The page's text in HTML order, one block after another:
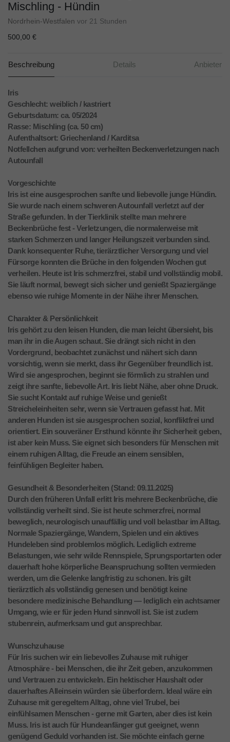
Mischling - Hündin
Nordrhein-Westfalen vor 21 Stunden
500,00 €
Beschreibung Details Anbieter
Iris
Geschlecht: weiblich / kastriert
Geburtsdatum: ca. 05/2024
Rasse: Mischling (ca. 50 cm)
Aufenthaltsort: Griechenland / Karditsa
Notfellchen aufgrund von: verheilten Beckenverletzungen nach
Autounfall
Vorgeschichte
Iris ist eine ausgesprochen sanfte und liebevolle junge Hündin.
Sie wurde nach einem schweren Autounfall verletzt auf der
Straße gefunden. In der Tierklinik stellte man mehrere
Beckenbrüche fest - Verletzungen, die normalerweise mit
starken Schmerzen und langer Heilungszeit verbunden sind.
Dank konsequenter Ruhe, tierärztlicher Versorgung und viel
Fürsorge konnten die Brüche in den folgenden Wochen gut
verheilen. Heute ist Iris schmerzfrei, stabil und vollständig mobil.
Sie läuft normal, bewegt sich sicher und genießt Spaziergänge
ebenso wie ruhige Momente in der Nähe ihrer Menschen.
Charakter & Persönlichkeit
Iris gehört zu den leisen Hunden, die man leicht übersieht, bis
man ihr in die Augen schaut. Sie drängt sich nicht in den
Vordergrund, beobachtet zunächst und nähert sich dann
vorsichtig, wenn sie merkt, dass ihr Gegenüber freundlich ist.
Wird sie angesprochen, beginnt sie förmlich zu strahlen und
zeigt ihre sanfte, liebevolle Art. Iris liebt Nähe, aber ohne Druck.
Sie sucht Kontakt auf ruhige Weise und genießt
Streicheleinheiten sehr, wenn sie Vertrauen gefasst hat. Mit
anderen Hunden ist sie ausgesprochen sozial, konfliktfrei und
orientiert. Ein souveräner Ersthund könnte ihr Sicherheit geben,
ist aber kein Muss. Sie eignet sich besonders für Menschen mit
einem ruhigen Alltag, die Freude an einem sensiblen,
feinfühligen Begleiter haben.
Gesundheit & Besonderheiten (Stand: 09.11.2025)
Durch den früheren Unfall erlitt Iris mehrere Beckenbrüche, die
vollständig verheilt sind. Sie ist heute schmerzfrei, normal
beweglich, neurologisch unauffällig und voll belastbar im Alltag.
Normale Spaziergänge, Wandern, Spielen und ein aktives
Hundeleben sind problemlos möglich. Lediglich extreme
Belastungen, wie sehr wilde Rennspiele, Sprungsportarten oder
dauerhaft hohe körperliche Beanspruchung sollten vermieden
werden, um die Gelenke langfristig zu schonen. Iris gilt
tierärztlich als vollständig genesen und benötigt keine
besondere medizinische Behandlung — lediglich ein achtsamer
Umgang, wie er für jeden Hund sinnvoll ist. Sie ist zudem
stubenrein, aufmerksam und gut ansprechbar.
Wunschzuhause
Für Iris suchen wir ein liebevolles Zuhause mit ruhiger
Atmosphäre - bei Menschen, die ihr Zeit geben, anzukommen
und Vertrauen zu entwickeln. Ein hektischer Haushalt oder
dauerhaftes Alleinsein würden sie überfordern. Ideal wäre ein
Zuhause mit geregeltem Alltag, ohne viel Trubel, bei
einfühlsamen Menschen - gerne mit Garten, aber dies ist kein
Muss. Iris ist auch für Hundeanfänger gut geeignet, wenn
genügend Geduld vorhanden ist. Sie möchte einfach gerne